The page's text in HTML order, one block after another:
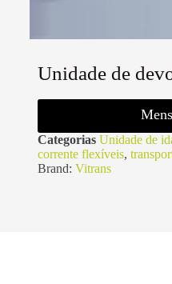
Unidade de
Categorias Unidade de
corrente flexíveis,
Brand: Vitrans